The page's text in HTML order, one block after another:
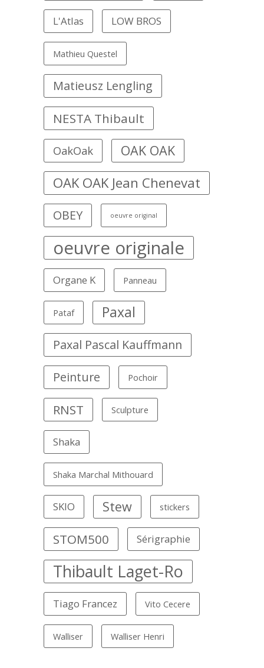
L'Atlas LOW BROS
Mathieu Questel
Matieusz Lengling
NESTA Thibault
OakOak OAK OAK
OAK OAK Jean Chenevat
OBEY oeuvre original
oeuvre originale
Organe K Panneau
Pataf Paxal
Paxal Pascal Kauffmann
Peinture Pochoir
RNST Sculpture
Shaka
Shaka Marchal Mithouard
SKIO Stew stickers
STOM500 Sérigraphie
Thibault Laget-Ro
Tiago Francez Vito Cecere
Walliser Walliser Henri